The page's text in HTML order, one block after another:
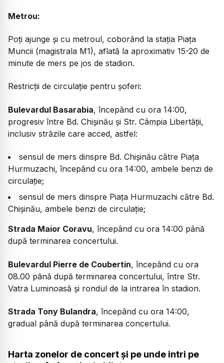
Metrou:
Poți ajunge și cu metroul, coborând la stația Piața
Muncii (magistrala M1), aflată la aproximativ 15-20 de
minute de mers pe jos de stadion.
Restricții de circulație pentru șoferi:
Bulevardul Basarabia, începând cu ora 14:00,
progresiv între Bd. Chișinău și Str. Câmpia Libertății,
inclusiv străzile care acced, astfel:
sensul de mers dinspre Bd. Chișinău către Piața
Hurmuzachi, începând cu ora 14:00, ambele benzi de
circulație;
sensul de mers dinspre Piața Hurmuzachi către Bd.
Chișinău, ambele benzi de circulație;
Strada Maior Coravu, începând cu ora 14:00 până
după terminarea concertului.
Bulevardul Pierre de Coubertin, începând cu ora
08.00 până după terminarea concertului, între Str.
Vatra Luminoasă și rondul de la intrarea în stadion.
Strada Tony Bulandra, începând cu ora 14:00,
gradual până după terminarea concertului.
Harta zonelor de concert și pe unde intri pe